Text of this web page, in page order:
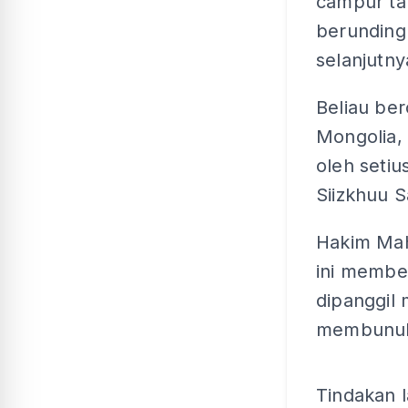
Beliau
oleh
Siizkhuu
Hakim
ini
dipanggil
Tindakan